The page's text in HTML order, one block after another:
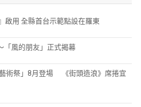
啟用 全縣首台示範點設在羅東
「風的朋友」正式揭幕
藝術祭」8月登場 《街頭造浪》席捲宜